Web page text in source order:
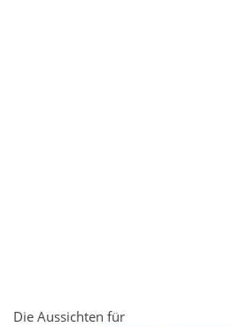
Die Aussichten für